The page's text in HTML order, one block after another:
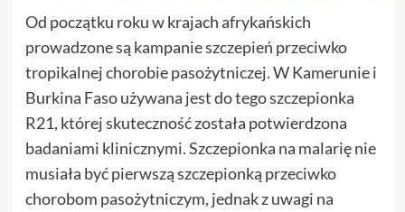
Od początku roku w krajach afrykańskich
prowadzone są kampanie szczepień przeciwko
tropikalnej chorobie pasożytniczej. W Kamerunie i
Burkina Faso używana jest do tego szczepionka
R21, której skuteczność została potwierdzona
badaniami klinicznymi. Szczepionka na malarię nie
musiała być pierwszą szczepionką przeciwko
chorobom pasożytniczym, jednak z uwagi na